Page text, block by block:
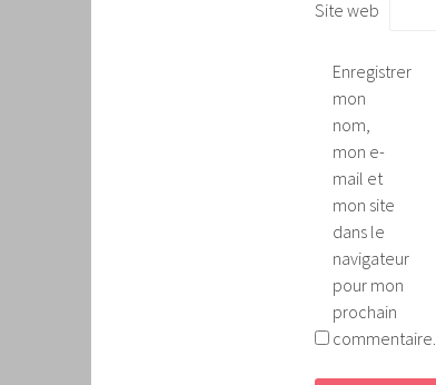
Site web
Enregistrer
mon
nom,
mon e-
mail et
mon site
dans le
navigateur
pour mon
prochain
commentaire.